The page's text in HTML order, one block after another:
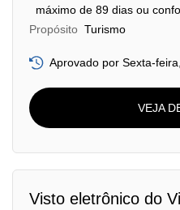
máximo de 89 dias ou
Propósito Turismo
Aprovado por Sexta-
VEJA
Visto eletrônico do